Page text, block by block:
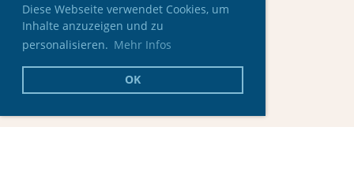
Diese Webseite verwendet Cookies, um
Inhalte anzuzeigen und zu
personalisieren. Mehr Infos
OK